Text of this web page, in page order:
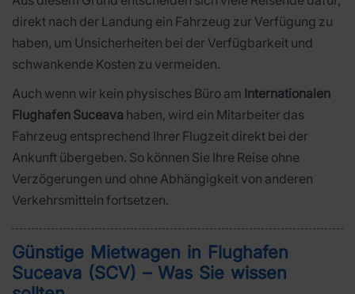
direkt nach der Landung ein Fahrzeug zur Verfügung zu
haben, um Unsicherheiten bei der Verfügbarkeit und
schwankende Kosten zu vermeiden.
Auch wenn wir kein physisches Büro am Internationalen
Flughafen Suceava haben, wird ein Mitarbeiter das
Fahrzeug entsprechend Ihrer Flugzeit direkt bei der
Ankunft übergeben. So können Sie Ihre Reise ohne
Verzögerungen und ohne Abhängigkeit von anderen
Verkehrsmitteln fortsetzen.
Günstige Mietwagen in Flughafen
Suceava (SCV) – Was Sie wissen